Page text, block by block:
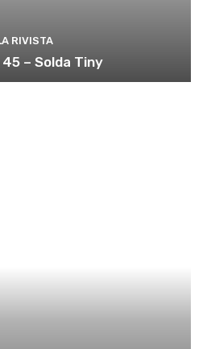
RIVISTA
45 – Solda Tiny